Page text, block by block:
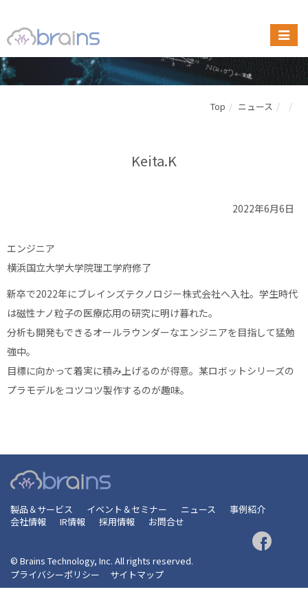
Top ニュース
Keita.K
2022年6月6日
エンジニア
横浜国立大学大学院理工学府修了
新卒で2022年にブレインズテクノロジー株式会社へ入社。学生時代
は磁性ナノ粒子の医療応用の研究に明け暮れた。
分析も開発もできるオールラウンダーなエンジニアを目指して猛勉
強中。
目標に向かって着実に積み上げるのが得意。某ロボットシリーズの
プラモデルをコツコツ製作するのが趣味。
製品＆サービス イベント＆セミナー ニュース
事例紹介
会社情報
IR情報 採用情報 お問合せ
© Brains Technology, Inc. All rights reserved.
プライバシーポリシー
サイトマップ